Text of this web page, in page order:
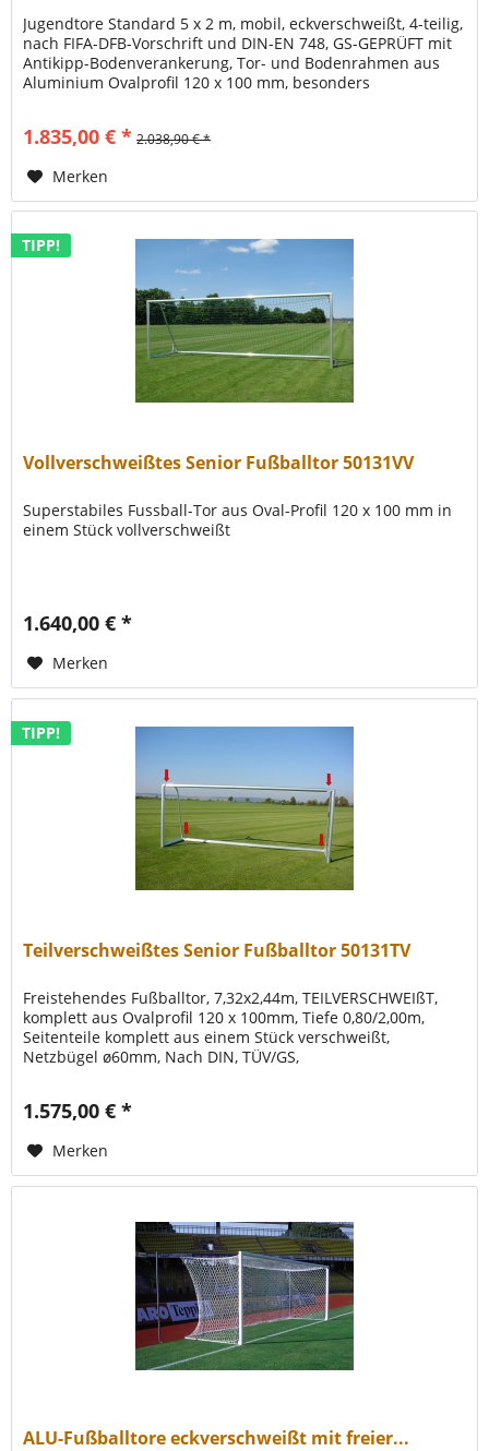
Jugendtore Standard 5 x 2 m, mobil, eckverschweißt, 4-teilig,
nach FIFA-DFB-Vorschrift und DIN-EN 748, GS-GEPRÜFT mit
Antikipp-Bodenverankerung, Tor- und Bodenrahmen aus
Aluminium Ovalprofil 120 x 100 mm, besonders
1.835,00 € * 2.038,90 € *
Merken
TIPP!
Vollverschweißtes Senior Fußballtor 50131VV
Superstabiles Fussball-Tor aus Oval-Profil 120 x 100 mm in
einem Stück vollverschweißt
1.640,00 € *
Merken
TIPP!
Teilverschweißtes Senior Fußballtor 50131TV
Freistehendes Fußballtor, 7,32x2,44m, TEILVERSCHWEIßT,
komplett aus Ovalprofil 120 x 100mm, Tiefe 0,80/2,00m,
Seitenteile komplett aus einem Stück verschweißt,
Netzbügel ø60mm, Nach DIN, TÜV/GS,
1.575,00 € *
Merken
ALU-Fußballtore eckverschweißt mit freier...